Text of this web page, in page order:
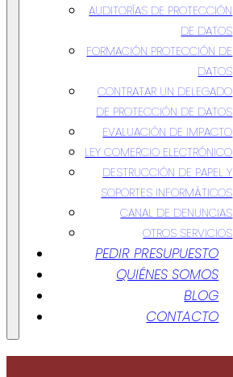
AUDITORÍAS DE PROTECCIÓN
DE DATOS
FORMACIÓN PROTECCIÓN DE
DATOS
CONTRATAR UN DELEGADO
DE PROTECCIÓN DE DATOS
EVALUACIÓN DE IMPACTO
LEY COMERCIO ELECTRÓNICO
DESTRUCCIÓN DE PAPEL Y
SOPORTES INFORMÁTICOS
CANAL DE DENUNCIAS
OTROS SERVICIOS
PEDIR PRESUPUESTO
QUIÉNES SOMOS
BLOG
CONTACTO